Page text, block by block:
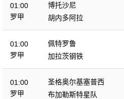
01:00
罗甲
博托沙尼
胡内多阿拉
01:00
罗甲
佩特罗鲁
加拉茨钢铁
01:00
罗甲
圣格奥尔基塞普西
布加勒斯特星队